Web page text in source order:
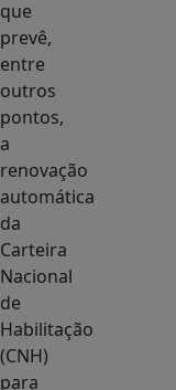
que
prevê,
entre
outros
pontos,
a
renovação
automática
da
Carteira
Nacional
de
Habilitação
(CNH)
para